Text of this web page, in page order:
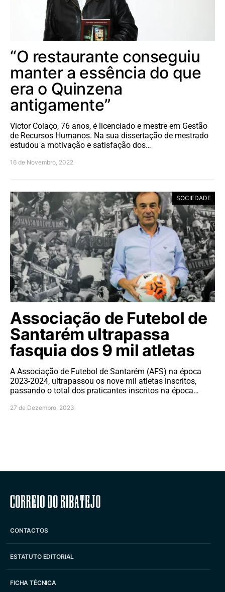
“O restaurante conseguiu
manter a essência do que
era o Quinzena
antigamente”
Victor Colaço, 76 anos, é licenciado e mestre em Gestão
de Recursos Humanos. Na sua dissertação de mestrado
estudou a motivação e satisfação dos…
16 de Novembro, 2022
SOCIEDADE
Associação de Futebol de
Santarém ultrapassa
fasquia dos 9 mil atletas
A Associação de Futebol de Santarém (AFS) na época
2023-2024, ultrapassou os nove mil atletas inscritos,
passando o total dos praticantes inscritos na época…
27 de Dezembro, 2023
Correio do Ribatejo
CONTACTOS
ESTATUTO EDITORIAL
FICHA TÉCNICA